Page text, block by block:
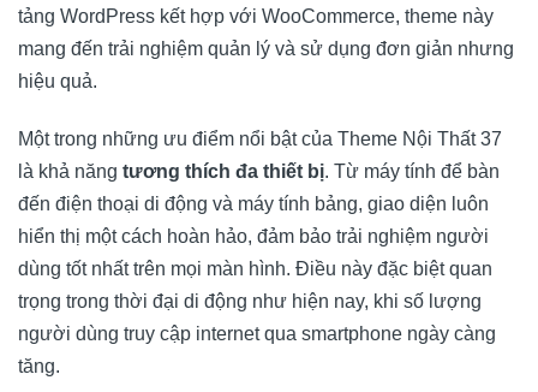
tảng WordPress kết hợp với WooCommerce, theme này
mang đến trải nghiệm quản lý và sử dụng đơn giản nhưng
hiệu quả.
Một trong những ưu điểm nổi bật của Theme Nội Thất 37
là khả năng tương thích đa thiết bị. Từ máy tính để bàn
đến điện thoại di động và máy tính bảng, giao diện luôn
hiển thị một cách hoàn hảo, đảm bảo trải nghiệm người
dùng tốt nhất trên mọi màn hình. Điều này đặc biệt quan
trọng trong thời đại di động như hiện nay, khi số lượng
người dùng truy cập internet qua smartphone ngày càng
tăng.